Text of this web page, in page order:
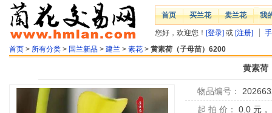
首页 买兰花 卖兰花 我
您好，欢迎您！ [登录] 或 [注册]
首页 > 所有分类 > 国兰新品 > 建兰 > 素花 > 黄素荷（子母苗）6200
黄素荷
物品编号：
起 拍 价：
0.0 元，